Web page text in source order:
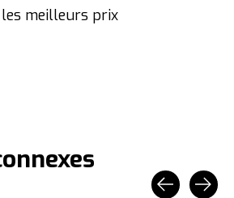
meilleurs prix